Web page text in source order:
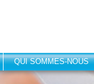
QUI SOMMES-NOUS